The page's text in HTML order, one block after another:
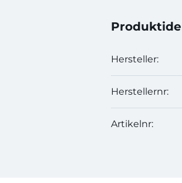
Hersteller:
Herstellernr:
Artikelnr: